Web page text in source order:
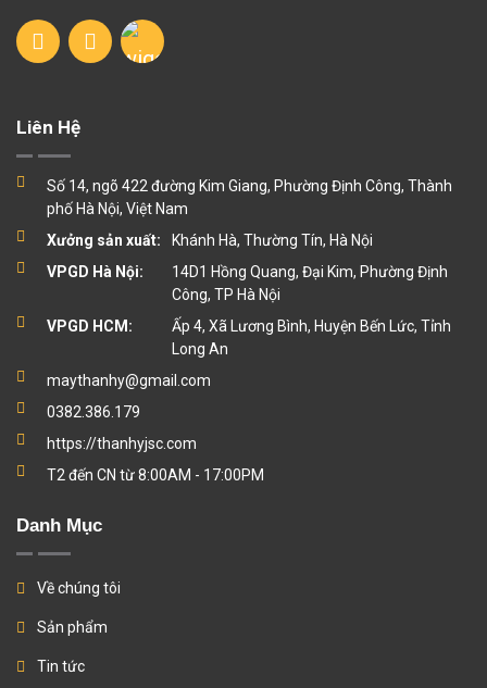
Liên Hệ
Số 14, ngõ 422 đường Kim Giang, Phường Định Công, Thành
phố Hà Nội, Việt Nam
Xưởng sản xuất:
Khánh Hà, Thường Tín, Hà Nội
VPGD Hà Nội:
14D1 Hồng Quang, Đại Kim, Phường Định
Công, TP Hà Nội
VPGD HCM:
Ấp 4, Xã Lương Bình, Huyện Bến Lức, Tỉnh
Long An
maythanhy@gmail.com
0382.386.179
https://thanhyjsc.com
T2 đến CN từ 8:00AM - 17:00PM
Danh Mục
Về chúng tôi
Sản phẩm
Tin tức